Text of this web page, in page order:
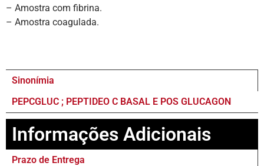
– Amostra com fibrina.
– Amostra coagulada.
Sinonímia
PEPCGLUC ; PEPTIDEO C BASAL E POS GLUCAGON
Informações Adicionais
Prazo de Entrega